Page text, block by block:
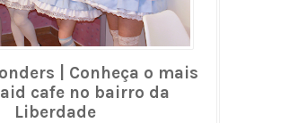
| Conheça o mais
cafe no bairro da
Liberdade